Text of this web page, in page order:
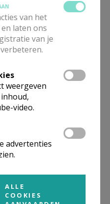
DE MINDERE
genoemd om hem te
Jacobus, de
. Hij is de zoon van
evangelie van Marcus
Uiterlijk lijkt hij ook veel
hoofd van de Christenen
wordt Jacobus de
van het
laten ons
van je
weergeven
video.
advertenties
ALLE
COOKIES